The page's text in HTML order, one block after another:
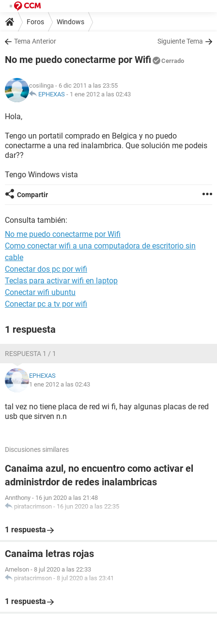
Foros Windows
Tema Anterior Siguiente Tema
No me puedo conectarme por Wifi Cerrado
cosilinga - 6 dic 2011 a las 23:55
EPHEXAS - 1 ene 2012 a las 02:43
Hola,
Tengo un portatil comprado en Belgica y no puedo
conectarme a una red inalambrica. Que solución me podeis
dar??
Tengo Windows vista
Compartir
Consulta también:
No me puedo conectarme por Wifi
Como conectar wifi a una computadora de escritorio sin
cable
Conectar dos pc por wifi
Teclas para activar wifi en laptop
Conectar wifi ubuntu
Conectar pc a tv por wifi
1 respuesta
RESPUESTA 1 / 1
EPHEXAS
1 ene 2012 a las 02:43
tal vez no tiene placa de red wi fi, hay algunas placas de red
usb que sirven n.n
Discusiones similares
Canaima azul, no encuentro como activar el
administrdor de redes inalambricas
Annthony - 16 jun 2020 a las 21:48
piratacrimson - 16 jun 2020 a las 22:35
1 respuesta
Canaima letras rojas
Arnelson - 8 jul 2020 a las 22:33
piratacrimson - 8 jul 2020 a las 23:41
1 respuesta